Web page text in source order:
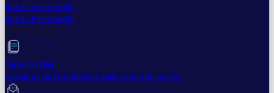
Bot de portefeuille
Bot de Portefeuille
Professionnel
Paper trading
Acquérez de l'expérience sans risque de pertes